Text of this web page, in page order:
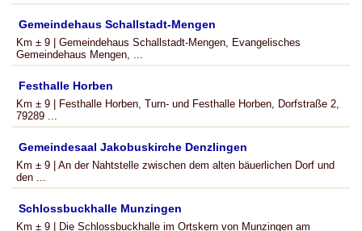
Gemeindehaus Schallstadt-Mengen
Km ± 9 | Gemeindehaus Schallstadt-Mengen, Evangelisches
Gemeindehaus Mengen, ...
Festhalle Horben
Km ± 9 | Festhalle Horben, Turn- und Festhalle Horben, Dorfstraße 2,
79289 ...
Gemeindesaal Jakobuskirche Denzlingen
Km ± 9 | An der Nahtstelle zwischen dem alten bäuerlichen Dorf und
den ...
Schlossbuckhalle Munzingen
Km ± 9 | Die Schlossbuckhalle im Ortskern von Munzingen am